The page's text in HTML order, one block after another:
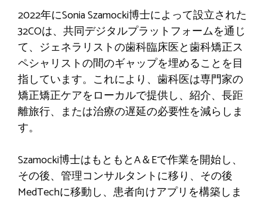
2022年にSonia Szamocki博士によって設立された
32COは、共同デジタルプラットフォームを通じ
て、ジェネラリストの歯科臨床医と歯科矯正ス
ペシャリストの間のギャップを埋めることを目
指しています。これにより、歯科医は専門家の
矯正矯正ケアをローカルで提供し、紹介、長距
離旅行、または治療の遅延の必要性を減らしま
す。
Szamocki博士はもともとA＆Eで作業を開始し、
その後、管理コンサルタントに移り、その後
MedTechに移動し、患者向け​​アプリを構築しま